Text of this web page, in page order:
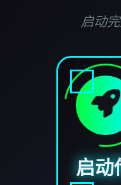
启动
启动